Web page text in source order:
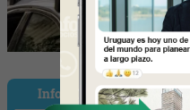
InfoNegocios España